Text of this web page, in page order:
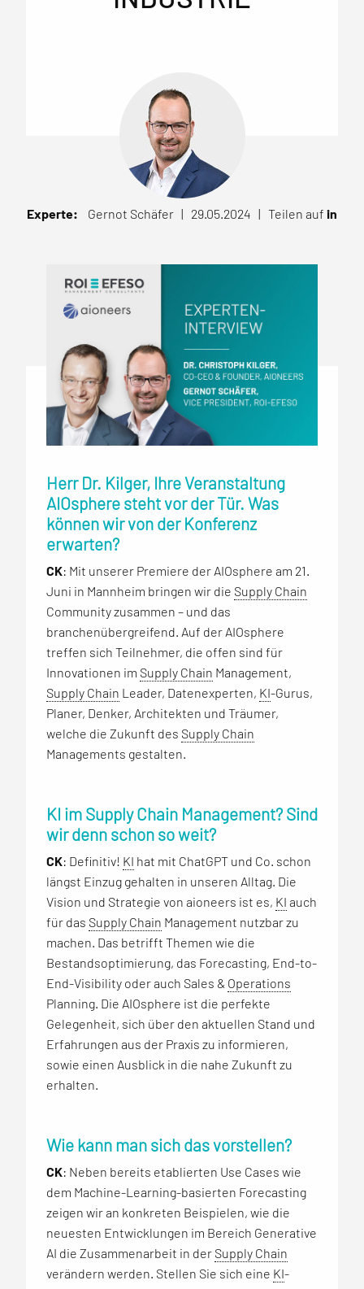
Experte: Gernot Schäfer | 29.05.2024 | Teilen auf in
Herr Dr. Kilger, Ihre Veranstaltung
AIOsphere steht vor der Tür. Was
können wir von der Konferenz
erwarten?
CK: Mit unserer Premiere der AIOsphere am 21.
Juni in Mannheim bringen wir die Supply Chain
Community zusammen – und das
branchenübergreifend. Auf der AIOsphere
treffen sich Teilnehmer, die offen sind für
Innovationen im Supply Chain Management,
Supply Chain Leader, Datenexperten, KI-Gurus,
Planer, Denker, Architekten und Träumer,
welche die Zukunft des Supply Chain
Managements gestalten.
KI im Supply Chain Management? Sind
wir denn schon so weit?
CK: Definitiv! KI hat mit ChatGPT und Co. schon
längst Einzug gehalten in unseren Alltag. Die
Vision und Strategie von aioneers ist es, KI auch
für das Supply Chain Management nutzbar zu
machen. Das betrifft Themen wie die
Bestandsoptimierung, das Forecasting, End-to-
End-Visibility oder auch Sales & Operations
Planning. Die AIOsphere ist die perfekte
Gelegenheit, sich über den aktuellen Stand und
Erfahrungen aus der Praxis zu informieren,
sowie einen Ausblick in die nahe Zukunft zu
erhalten.
Wie kann man sich das vorstellen?
CK: Neben bereits etablierten Use Cases wie
dem Machine-Learning-basierten Forecasting
zeigen wir an konkreten Beispielen, wie die
neuesten Entwicklungen im Bereich Generative
AI die Zusammenarbeit in der Supply Chain
verändern werden. Stellen Sie sich eine KI-